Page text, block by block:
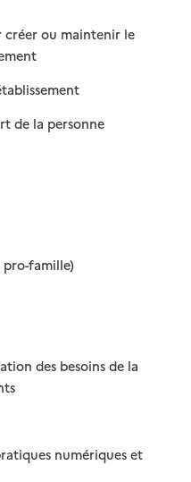
créer ou maintenir le
: disponible
: non disponible
: disponible
: non disponible
de la personne: disponible
: non disponible
famille)
: disponible
: non disponible
des besoins de la
disponible
numériques et